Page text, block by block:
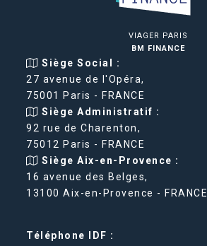
VIAGER PARIS
BM FINANCE
Siège Social :
27 avenue de l'Opéra,
75001 Paris - FRANCE
Siège Administratif :
92 rue de Charenton,
75012 Paris - FRANCE
Siège Aix-en-Provence :
16 avenue des Belges,
13100 Aix-en-Provence - FRANCE
Téléphone IDF :